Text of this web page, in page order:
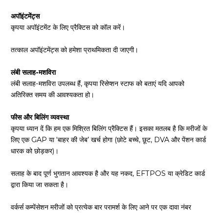
अपॉइंटमेंट्स
कृपया अपॉइंटमेंट के लिए प्रैक्टिस को कॉल करें।
तत्काल अपॉइंटमेंट्स को हमेशा प्राथमिकता दी जाएगी।
लंबी सलाह-मशविरा
लंबी सलाह-मशविरा उपलब्ध हैं, कृपया रिसेप्शन स्टाफ को बताएं यदि आपको
अतिरिक्त समय की आवश्यकता हो।
फीस और बिलिंग व्यवस्था
कृपया ध्यान दें कि हम एक मिश्रित बिलिंग प्रैक्टिस हैं। इसका मतलब है कि मरीजों के
लिए एक GAP या ‘बाहर की जेब’ खर्च होगा (छोटे बच्चे, छूट, DVA और पेंशन कार्ड
धारक को छोड़कर)।
सलाह के बाद पूर्ण भुगतान आवश्यक है और यह नकद, EFTPOS या क्रेडिट कार्ड
द्वारा किया जा सकता है।
वर्कर्स कम्पेंसेशन मरीजों को प्रत्येक बार परामर्श के लिए आने पर एक दावा नंबर